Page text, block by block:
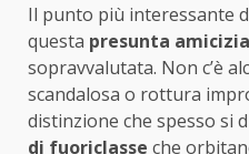
Il punto più interessante
questa presunta amicizia
sopravvalutata. Non c’è
scandalosa o rottura
distinzione che spesso si
di fuoriclasse che